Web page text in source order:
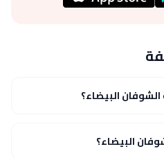
البيضاء؟
البيضاء؟